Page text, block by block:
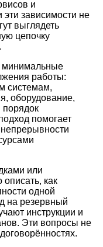
и
зависимости не
выглядеть
цепочку
минимальные
работы:
системам,
оборудование,
помогает
или
как
одной
на резервный
инструкции и
Эти вопросы не